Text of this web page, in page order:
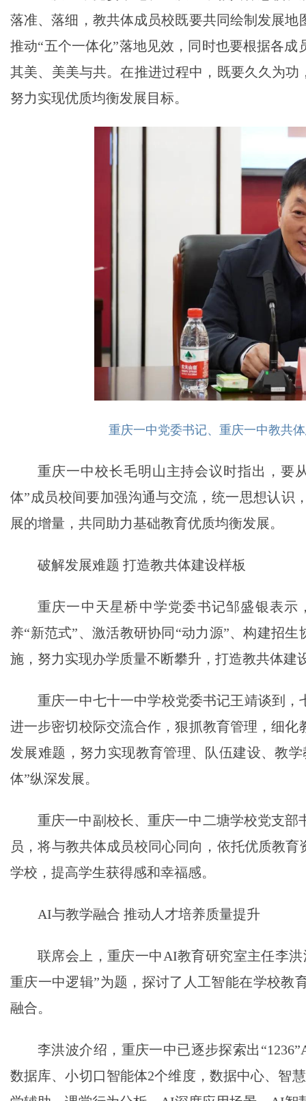
落准、落细，教共体成员校既要共同绘制发展
推动“五个一体化”落地见效，同时也要根据各
其美、美美与共。在推进过程中，既要久久为
努力实现优质均衡发展目标。
重庆一中党委书记、重庆一中教共
重庆一中校长毛明山主持会议时指出，要
体”成员校间要加强沟通与交流，统一思想认识
展的增量，共同助力基础教育优质均衡发展。
破解发展难题 打造教共体建设样板
重庆一中天星桥中学党委书记邹盛银表
养“新范式”、激活教研协同“动力源”、构建招
施，努力实现办学质量不断攀升，打造教共体建
重庆一中七十一中学校党委书记王靖谈到
进一步密切校际交流合作，狠抓教育管理，细
发展难题，努力实现教育管理、队伍建设、教
体”纵深发展。
重庆一中副校长、重庆一中二塘学校党支
员，将与教共体成员校同心同向，依托优质教
学校，提高学生获得感和幸福感。
AI与教学融合 推动人才培养质量提升
联席会上，重庆一中AI教育研究室主任李
重庆一中逻辑”为题，探讨了人工智能在学校教
融合。
李洪波介绍，重庆一中已逐步探索出
数据库、小切口智能体2个维度，数据中心、智